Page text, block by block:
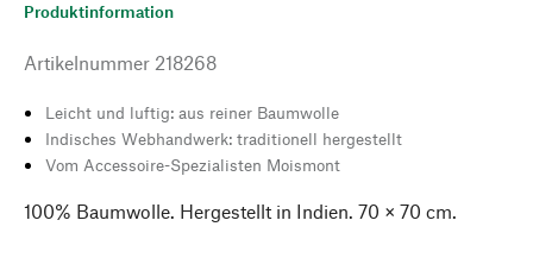
Produktinformation
Artikelnummer 218268
Leicht und luftig: aus reiner Baumwolle
Indisches Webhandwerk: traditionell hergestellt
Vom Accessoire-Spezialisten Moismont
100% Baumwolle. Hergestellt in Indien. 70 × 70 cm.